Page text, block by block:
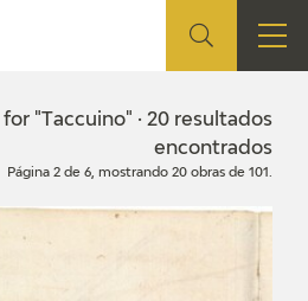
for "Taccuino" · 20 resultados
encontrados
Página 2 de 6, mostrando 20 obras de 101.